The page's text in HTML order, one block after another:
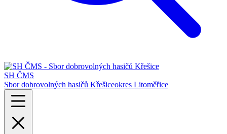
SH ČMS
Sbor dobrovolných hasičů Křešiceokres Litoměřice